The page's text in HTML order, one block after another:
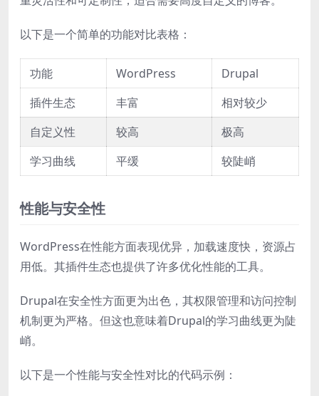
以下是一个简单的功能对比表格：
功能 WordPress
Drupal
插件生态
丰富
相对较少
自定义性
较高
极高
学习曲线
平缓 较陡峭
性能与安全性
WordPress在性能方面表现优异，加载速度快，资源占
用低。其插件生态也提供了许多优化性能的工具。
Drupal在安全性方面更为出色，其权限管理和访问控制
机制更为严格。但这也意味着Drupal的学习曲线更为陡
峭。
以下是一个性能与安全性对比的代码示例：